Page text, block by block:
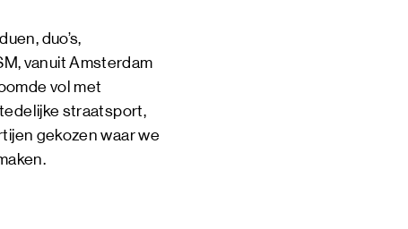
duo’s,
vanuit Amsterdam
vol met
straatsport,
gekozen waar we